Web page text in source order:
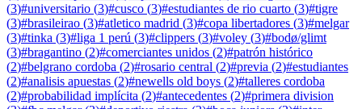
(3)#universitario (3)#cusco (3)#estudiantes de rio cuarto (3)#tigre
(3)#brasileirao (3)#atletico madrid (3)#copa libertadores (3)#melgar
(3)#tinka (3)#liga 1 perú (3)#clippers (3)#voley (3)#bodø/glimt
(3)#bragantino (2)#comerciantes unidos (2)#patrón histórico
(2)#belgrano cordoba (2)#rosario central (2)#previa (2)#estudiantes
(2)#analisis apuestas (2)#newells old boys (2)#talleres cordoba
(2)#probabilidad implícita (2)#antecedentes (2)#primera division